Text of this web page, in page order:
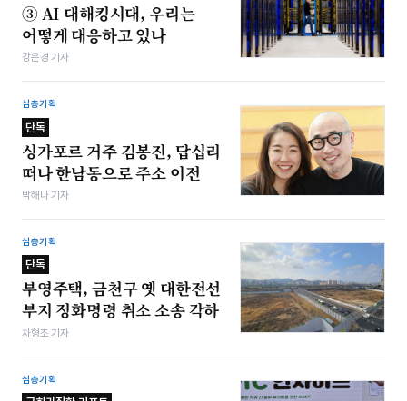
③ AI 대해킹시대, 우리는
어떻게 대응하고 있나
강은경 기자
심층기획
단독
싱가포르 거주 김봉진, 답십리
떠나 한남동으로 주소 이전
박해나 기자
심층기획
단독
부영주택, 금천구 옛 대한전선
부지 정화명령 취소 소송 각하
차형조 기자
심층기획